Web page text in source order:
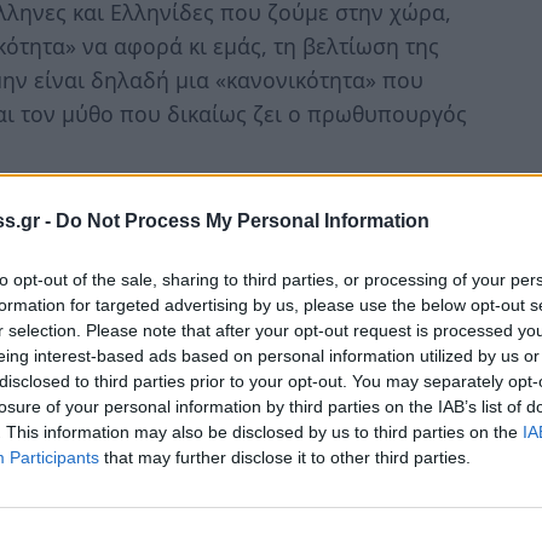
- Do Not Process My Personal Information
opt-out of the sale, sharing to third parties, or processing of your
for targeted advertising by us, please use the below opt-out
selection. Please note that after your opt-out request is processed
interest-based ads based on personal information utilized by us
to third parties prior to your opt-out. You may separately
of your personal information by third parties on the IAB’s list of
This information may also be disclosed by us to third parties on the
Participants that may further disclose it to other third parties.
και Ελληνίδες που ζούμε στην χώρα,
να αφορά κι εμάς, τη βελτίωση της
είναι δηλαδή μια «κανονικότητα» που
τον μύθο που δικαίως ζει ο πρωθυπουργός
στην Καλαμάτα , και δη την
και η διαχρονική μου παρουσία στα κοινά
όσο και η σημαντική συμβολή της
αναπτυξιακή τροχιά του τόπου μου, δεν
Πελοπόννησο ως ένας περαστικός
του (κομματικούς χρισματούχους)
για να συμμετέχει σε επιτυχίες που ο
Ποια άλλωστε η συνεισφορά του είτε
τουρισμό της Πελοποννήσου ; Καμία